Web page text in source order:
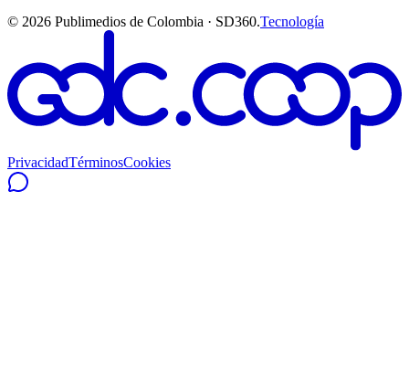
© 2026 Publimedios de Colombia · SD360.Tecnología
PrivacidadTérminosCookies